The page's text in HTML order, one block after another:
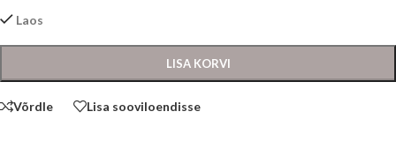
Laos
LISA KORVI
Võrdle Lisa sooviloendisse